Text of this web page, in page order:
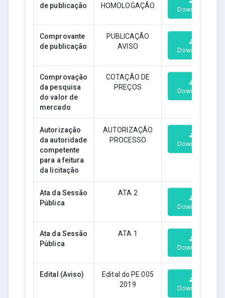
de publicação
HOMOLOGAÇÃO
Download
Comprovante
de publicação
PUBLICAÇÃO
AVISO
Download
Comprovação
da pesquisa
do valor de
mercado
COTAÇÃO DE
PREÇOS
Download
Autorização
da autoridade
competente
para a feitura
da licitação
AUTORIZAÇÃO
PROCESSO
Download
Ata da Sessão
Pública
ATA 2
Download
Ata da Sessão
Pública
ATA 1
Download
Edital (Aviso)
Edital do PE 005
2019
Download